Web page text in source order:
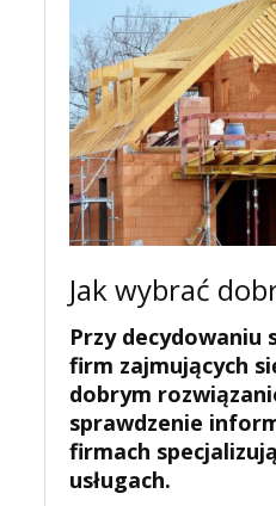
Jak wybrać
Przy decydowaniu
firm zajmujących
dobrym
sprawdzenie
firmach
usługach.